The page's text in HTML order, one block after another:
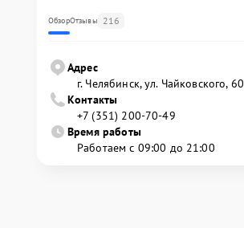
ОбзорОтзывы 216
Адрес
г. Челябинск, ул. Чайковского, 60
Контакты
+7 (351) 200-70-49
Время работы
Работаем с 09:00 до 21:00